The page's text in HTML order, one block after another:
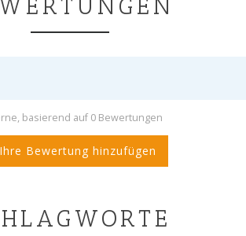
basierend auf 0 Bewertungen
Ihre Bewertung hinzufügen